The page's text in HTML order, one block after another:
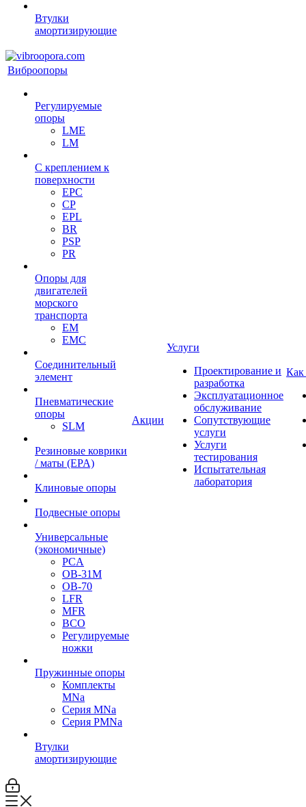
Втулки
амортизирующие
Виброопоры
Регулируемые
опоры
LME
LM
С креплением к
поверхности
EPC
CP
EPL
BR
PSP
PR
Опоры для
двигателей
морского
транспорта
EM
EMC
Cоединительный
элемент
Пневматические
опоры
SLM
Резиновые коврики
/ маты (EPA)
Клиновые опоры
Подвесные опоры
Универсальные
(экономичные)
PCA
ОВ-31М
OB-70
LFR
MFR
ВСО
Регулируемые
ножки
Пружинные опоры
Комплекты
MNa
Серия MNa
Серия PMNa
Втулки
амортизирующие
Акции
Услуги
Проектирование и
разработка
Эксплуатационное
обслуживание
Сопутствующие
услуги
Услуги
тестирования
Испытательная
лаборатория
Как